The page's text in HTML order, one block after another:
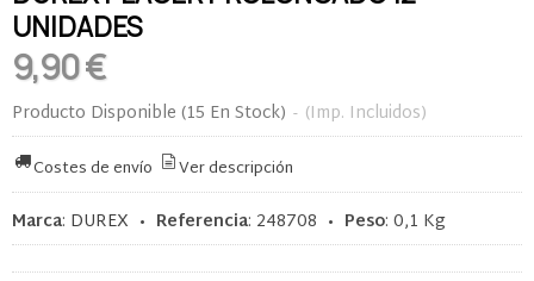
UNIDADES
9,90 €
Producto Disponible (15 En Stock) - (Imp. Incluidos)
Costes de envío Ver descripción
Marca: DUREX • Referencia: 248708 • Peso: 0,1 Kg